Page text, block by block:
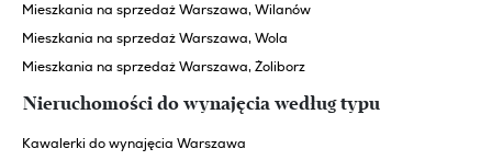
Mieszkania na sprzedaż Warszawa, Wilanów
Mieszkania na sprzedaż Warszawa, Wola
Mieszkania na sprzedaż Warszawa, Żoliborz
Nieruchomości do wynajęcia według typu
Kawalerki do wynajęcia Warszawa